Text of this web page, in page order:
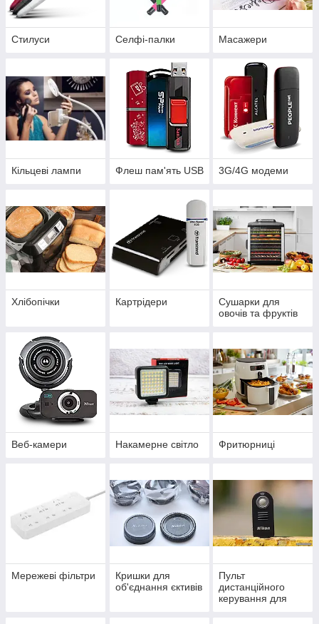
Стилуси Селфі-палки Масажери
Кільцеві лампи Флеш пам'ять USB 3G/4G модеми
Хлібопічки Картрідери
Сушарки для
овочів та фруктів
Веб-камери Накамерне світло Фритюрниці
Мережеві фільтри
Кришки для
об'єднання єктивів
Пульт
дистанційного
керування для